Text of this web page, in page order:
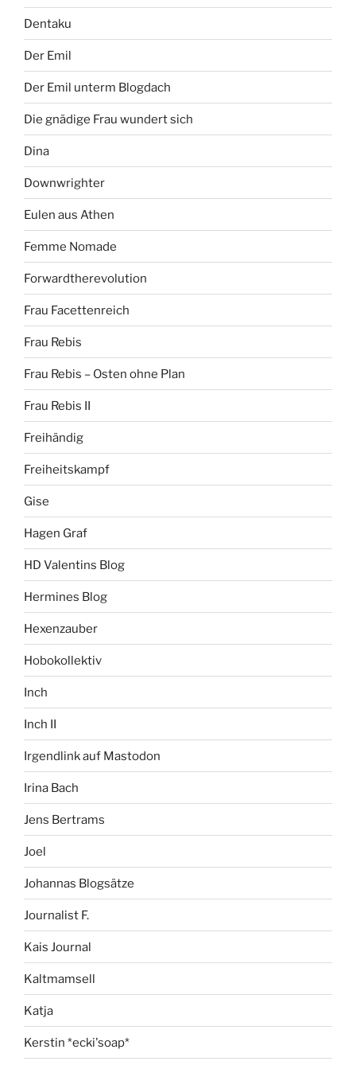
Dentaku
Der Emil
Der Emil unterm Blogdach
Die gnädige Frau wundert sich
Dina
Downwrighter
Eulen aus Athen
Femme Nomade
Forwardtherevolution
Frau Facettenreich
Frau Rebis
Frau Rebis – Osten ohne Plan
Frau Rebis II
Freihändig
Freiheitskampf
Gise
Hagen Graf
HD Valentins Blog
Hermines Blog
Hexenzauber
Hobokollektiv
Inch
Inch II
Irgendlink auf Mastodon
Irina Bach
Jens Bertrams
Joel
Johannas Blogsätze
Journalist F.
Kais Journal
Kaltmamsell
Katja
Kerstin *ecki'soap*